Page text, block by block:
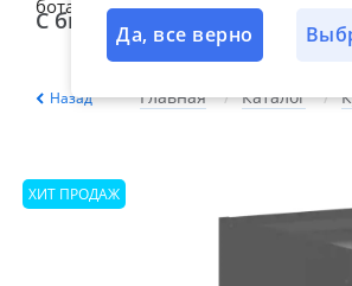
Да, все верно
С быстрой доставкой
Назад Главная Каталог
ХИТ ПРОДАЖ